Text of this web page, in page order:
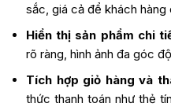
sắc, giá cả để khách
Hiển thị sản phẩm chi
rõ ràng, hình ảnh đa góc
Tích hợp giỏ hàng và
thức thanh toán như thẻ